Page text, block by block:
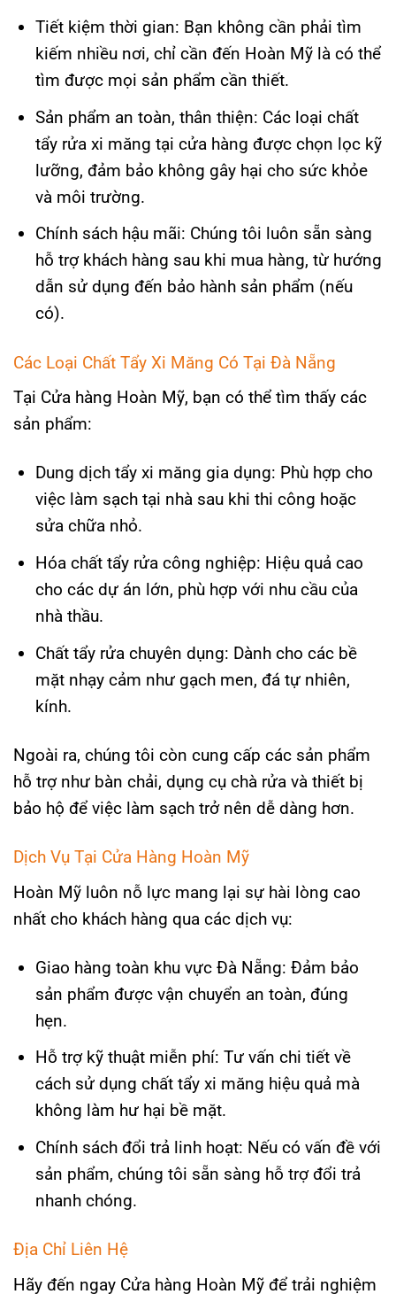
Tiết kiệm thời gian: Bạn không cần phải tìm
kiếm nhiều nơi, chỉ cần đến Hoàn Mỹ là có thể
tìm được mọi sản phẩm cần thiết.
Sản phẩm an toàn, thân thiện: Các loại chất
tẩy rửa xi măng tại cửa hàng được chọn lọc kỹ
lưỡng, đảm bảo không gây hại cho sức khỏe
và môi trường.
Chính sách hậu mãi: Chúng tôi luôn sẵn sàng
hỗ trợ khách hàng sau khi mua hàng, từ hướng
dẫn sử dụng đến bảo hành sản phẩm (nếu
có).
Các Loại Chất Tẩy Xi Măng Có Tại Đà Nẵng
Tại Cửa hàng Hoàn Mỹ, bạn có thể tìm thấy các
sản phẩm:
Dung dịch tẩy xi măng gia dụng: Phù hợp cho
việc làm sạch tại nhà sau khi thi công hoặc
sửa chữa nhỏ.
Hóa chất tẩy rửa công nghiệp: Hiệu quả cao
cho các dự án lớn, phù hợp với nhu cầu của
nhà thầu.
Chất tẩy rửa chuyên dụng: Dành cho các bề
mặt nhạy cảm như gạch men, đá tự nhiên,
kính.
Ngoài ra, chúng tôi còn cung cấp các sản phẩm
hỗ trợ như bàn chải, dụng cụ chà rửa và thiết bị
bảo hộ để việc làm sạch trở nên dễ dàng hơn.
Dịch Vụ Tại Cửa Hàng Hoàn Mỹ
Hoàn Mỹ luôn nỗ lực mang lại sự hài lòng cao
nhất cho khách hàng qua các dịch vụ:
Giao hàng toàn khu vực Đà Nẵng: Đảm bảo
sản phẩm được vận chuyển an toàn, đúng
hẹn.
Hỗ trợ kỹ thuật miễn phí: Tư vấn chi tiết về
cách sử dụng chất tẩy xi măng hiệu quả mà
không làm hư hại bề mặt.
Chính sách đổi trả linh hoạt: Nếu có vấn đề với
sản phẩm, chúng tôi sẵn sàng hỗ trợ đổi trả
nhanh chóng.
Địa Chỉ Liên Hệ
Hãy đến ngay Cửa hàng Hoàn Mỹ để trải nghiệm